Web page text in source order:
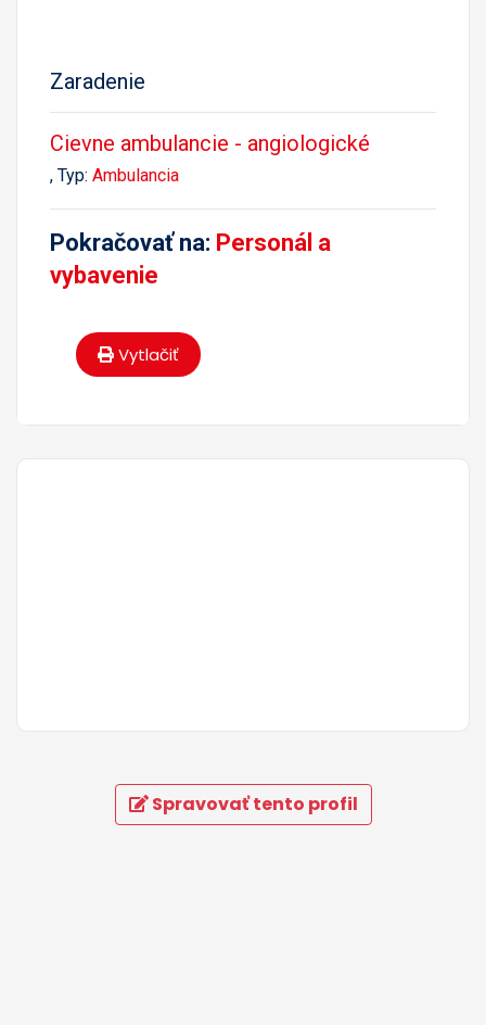
Zaradenie
Cievne ambulancie - angiologické
, Typ: Ambulancia
Pokračovať na: Personál a
vybavenie
Vytlačiť
Spravovať tento profil